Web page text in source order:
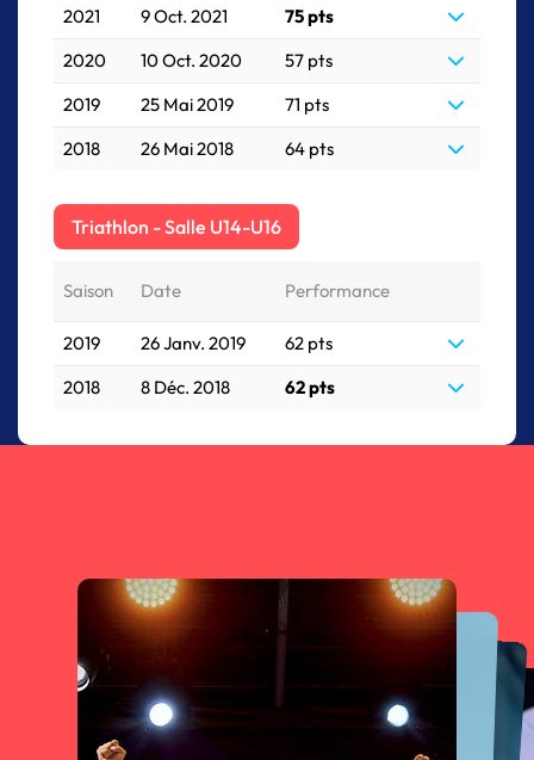
2021 9 Oct. 2021
75 pts
2020
10 Oct. 2020
57 pts
2019
25 Mai 2019
71 pts
2018
26 Mai 2018 64 pts
Triathlon - Salle U14-U16
Saison Date Performance
2019 26 Janv. 2019
62 pts
2018
8 Déc. 2018 62 pts